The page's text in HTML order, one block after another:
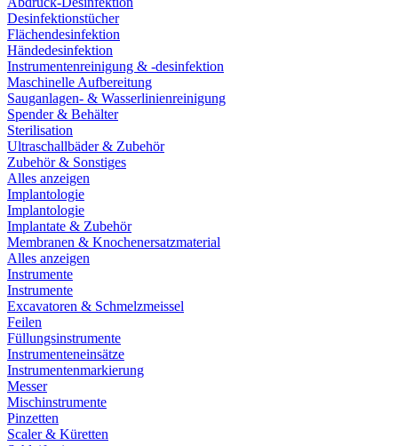
Desinfektionstücher
Flächendesinfektion
Händedesinfektion
Instrumentenreinigung & -desinfektion
Maschinelle Aufbereitung
Sauganlagen- & Wasserlinienreinigung
Spender & Behälter
Sterilisation
Ultraschallbäder & Zubehör
Zubehör & Sonstiges
Alles anzeigen
Implantologie
Implantologie
Implantate & Zubehör
Membranen & Knochenersatzmaterial
Alles anzeigen
Instrumente
Instrumente
Excavatoren & Schmelzmeissel
Feilen
Füllungsinstrumente
Instrumenteneinsätze
Instrumentenmarkierung
Messer
Mischinstrumente
Pinzetten
Scaler & Küretten